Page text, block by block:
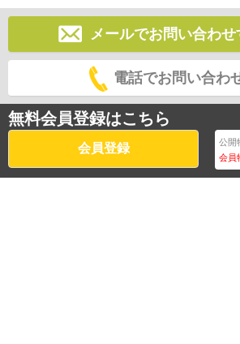
メールでお問い合わせ
電話でお問い合わ
無料会員登録はこちら
会員登録 公開
会員